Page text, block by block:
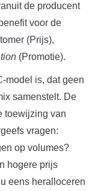
de producent
benefit voor de
(Prijs),
(Promotie).
model is, dat geen
samenstelt. De
toewijzing van
vragen:
op volumes?
hogere prijs
eens heralloceren